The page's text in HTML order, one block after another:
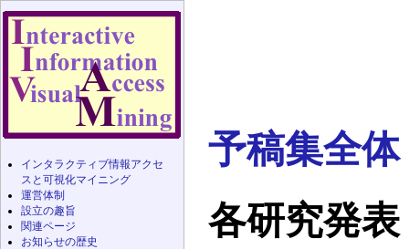
予稿集全体
各研究発表
インタラクティブ情報アクセ
スと可視化マイニング
運営体制
設立の趣旨
関連ページ
お知らせの歴史